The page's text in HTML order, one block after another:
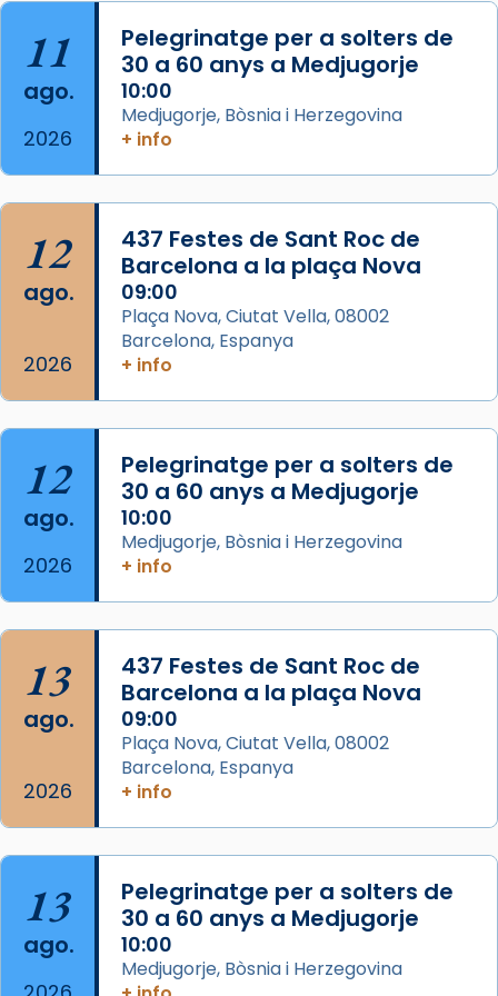
col·laboradors, a la Catedral de Barcelona.
L’arquebisbe de Barcelona, el cardenal Joan
Josep Omella, ha presidit la missa i l’ha
concelebrat el bisbe auxiliar de Barcelona,
Mons. David Abadías.
📸 Dr. G. Simón
Foto
View on Facebook · Share
Arquebisbat de Barcelona
2 weeks ago
Memòria de les santes Juliana i
Acompanyant la història de sant Cugat, a
partir de l’Edat Mitjana sorgeix la tradició
que les santes Juliana (“relatiu a Júlia”) i
Semproniana (“relatiu a Semprònia =
eterna”) són deixebles seves. I l’any 1667, el
frare Joan Gaspar Roig, afirma en una obra
que les santes són filles de l’antiga Iluro.
Mataró en reivindicarà les relíq
View on Facebook · Share
11
ago.
2026
Pelegrinatge per a solters de
30 a 60 anys a Medjugorje
10:00
Medjugorje, Bòsnia i Herzegovina
+ info
12
ago.
2026
437 Festes de Sant Roc de
Barcelona a la plaça Nova
09:00
Plaça Nova, Ciutat Vella, 08002
Barcelona, Espanya
+ info
12
ago.
2026
Pelegrinatge per a solters de
30 a 60 anys a Medjugorje
10:00
Medjugorje, Bòsnia i Herzegovina
+ info
13
ago.
2026
437 Festes de Sant Roc de
Barcelona a la plaça Nova
09:00
Plaça Nova, Ciutat Vella, 08002
Barcelona, Espanya
+ info
13
ago.
Pelegrinatge per a solters de
30 a 60 anys a Medjugorje
10:00
Medjugorje, Bòsnia i Herzegovina